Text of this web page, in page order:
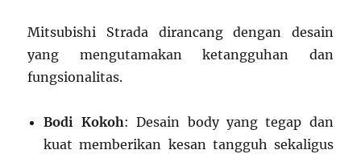
Mitsubishi Strada dirancang dengan desain
yang mengutamakan ketangguhan dan
fungsionalitas.
Bodi Kokoh: Desain body yang tegap dan
kuat memberikan kesan tangguh sekaligus